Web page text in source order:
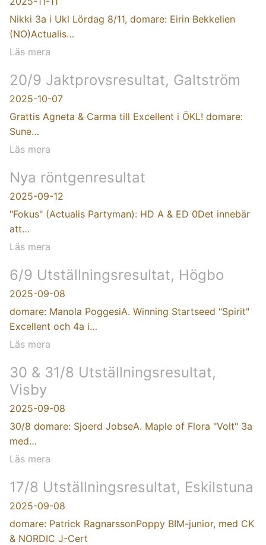
Nikki 3a i Ukl Lördag 8/11, domare: Eirin Bekkelien
(NO)Actualis…
Läs mera
20/9 Jaktprovsresultat, Galtström
2025-10-07
Grattis Agneta & Carma till Excellent i ÖKL! domare:
Sune…
Läs mera
Nya röntgenresultat
2025-09-12
"Fokus" (Actualis Partyman): HD A & ED 0Det innebär
att…
Läs mera
6/9 Utställningsresultat, Högbo
2025-09-08
domare: Manola PoggesiA. Winning Startseed "Spirit"
Excellent och 4a i…
Läs mera
30 & 31/8 Utställningsresultat,
Visby
2025-09-08
30/8 domare: Sjoerd JobseA. Maple of Flora "Volt" 3a
med…
Läs mera
17/8 Utställningsresultat, Eskilstuna
2025-09-08
domare: Patrick RagnarssonPoppy BIM-junior, med CK
& NORDIC J-Cert